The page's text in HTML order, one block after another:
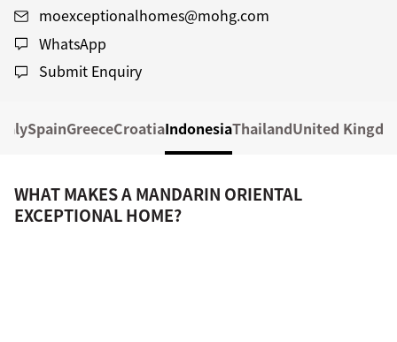
moexceptionalhomes@mohg.com
WhatsApp
Submit Enquiry
SpainGreeceCroatiaIndonesiaThailandUnited
WHAT MAKES A MANDARIN ORIENTAL
EXCEPTIONAL HOME?